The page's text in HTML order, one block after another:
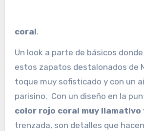
coral.
Un look a parte de básicos
estos zapatos destalonados de
toque muy sofisticado y con un
parisino. Con un diseño en la
color rojo coral muy llamativo
trenzada, son detalles que